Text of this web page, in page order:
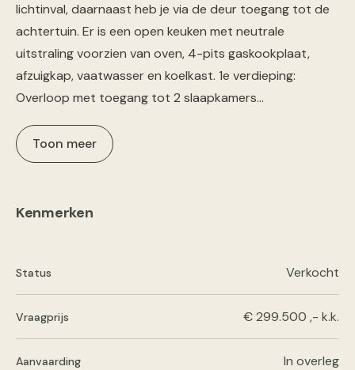
lichtinval, daarnaast heb je via de deur toegang tot de
achtertuin. Er is een open keuken met neutrale
uitstraling voorzien van oven, 4-pits gaskookplaat,
afzuigkap, vaatwasser en koelkast. 1e verdieping:
Overloop met toegang tot 2 slaapkamers…
Toon meer
Kenmerken
Status Verkocht
Vraagprijs € 299.500 ,- k.k.
Aanvaarding In overleg